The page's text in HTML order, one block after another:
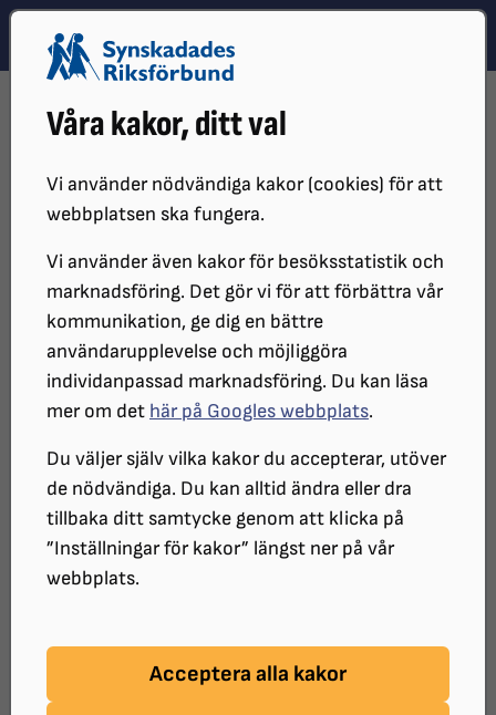
Våra kakor, ditt val
Vi använder nödvändiga kakor (cookies) för att
webbplatsen ska fungera.
Vi använder även kakor för besöksstatistik och
marknadsföring. Det gör vi för att förbättra vår
kommunikation, ge dig en bättre
användarupplevelse och möjliggöra
individanpassad marknadsföring. Du kan läsa
mer om det här på Googles webbplats.
Du väljer själv vilka kakor du accepterar, utöver
de nödvändiga. Du kan alltid ändra eller dra
tillbaka ditt samtycke genom att klicka på
”Inställningar för kakor” längst ner på vår
webbplats.
Acceptera alla kakor
Hoppa till innehåll
Hoppa till hitta snabbt
RESEKATALOG AUGUSTI – DECEMBER 2026
Så fungerar SRF Go:s
gruppresor
Läs gärna våra allmänna resevillkor
innan du anmäler dig på våra resor.
Att delta i SRF Go:s gruppresor är en exklusiv
medlemsförmån för dig som är synskadad och
medlem i Synskadades Riksförbund. Du betalar själv
för din resa, medan SRF Go tillhandahåller och
bekostar ledsagare för personer som annars inte
Priserna i katalogen är cirka-priser och kan ändras
beroende på resebolagens villkor. Reseutbudet